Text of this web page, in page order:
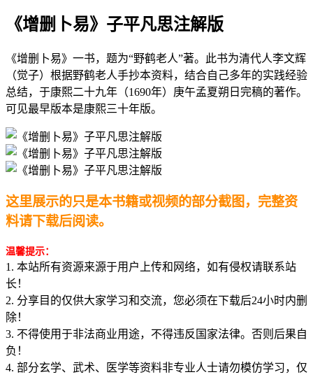
《增删卜易》子平凡思注解版
《增删卜易》一书，题为“野鹤老人”著。此书为清代人李文辉
（觉子）根据野鹤老人手抄本资料，结合自己多年的实践经验
总结，于康熙二十九年（1690年）庚午孟夏朔日完稿的著作。
可见最早版本是康熙三十年版。
这里展示的只是本书籍或视频的部分截图，完整资
料请下载后阅读。
温馨提示：
1. 本站所有资源来源于用户上传和网络，如有侵权请联系站
长！
2. 分享目的仅供大家学习和交流，您必须在下载后24小时内删
除！
3. 不得使用于非法商业用途，不得违反国家法律。否则后果自
负！
4. 部分玄学、武术、医学等资料非专业人士请勿模仿学习，仅